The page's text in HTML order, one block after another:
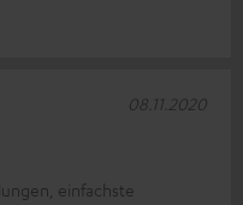
einfachste
08.11.2020